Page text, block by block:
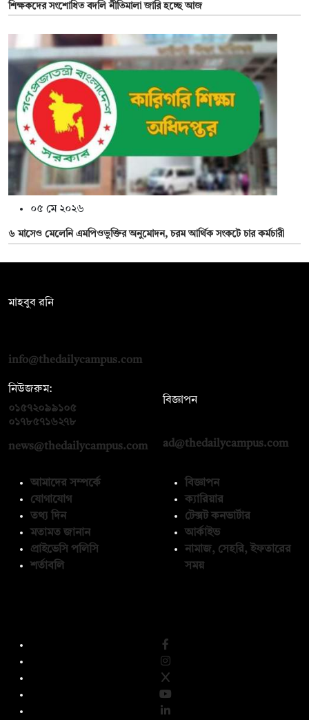
শিক্ষকদের সংশোধিত বদলি নীতিমালা জারি হচ্ছে আজ
০৫ মে ২০২৬
৬ মাসেও মেলেনি এমপিওভুক্তির অনুমোদন, চরম আর্থিক সংকটে চার কর্মচারী
মাহবুব রনি
info@thedailycampus.com
নিউজরুম:
০১৫৭২০৯৯১০৫
০১৭৮৫৭১৬২৭৮
news@thedailycampus.com
বিজ্ঞাপন
ad@thedailycampus.com
আমাদের সম্পর্কে
যোগাযোগ
তথ্য দিন
মতামত জানান
প্রাইভেসি পলিসি
শর্তাবলি
বিজ্ঞাপন
ক্যারিয়ার
টেক্সট কনভার্টার
আর্কাইভ
নামাজ, সেহরি, ইফতারের
সময়